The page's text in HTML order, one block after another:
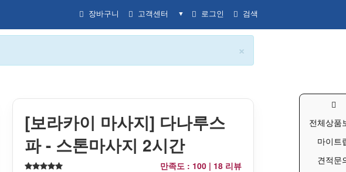
장바구니 고객센터 ▼ 로그인 검색
×
[보라카이 마사지] 다나루스
파 - 스톤마사지 2시간
만족도 : 100 | 18 리뷰
전체상품
마이트
견적문